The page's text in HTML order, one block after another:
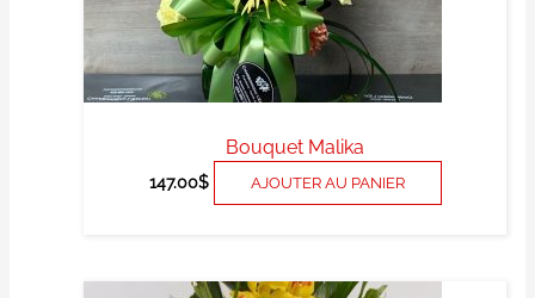
Bouquet Malika
147.00$ AJOUTER AU PANIER